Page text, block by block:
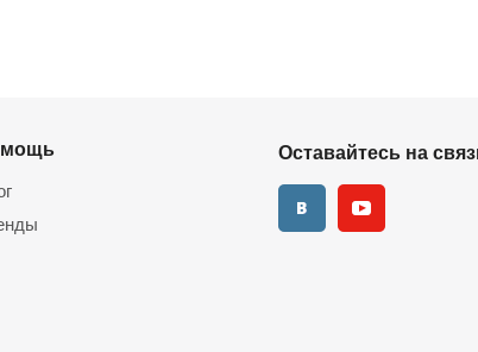
Оставайтесь на